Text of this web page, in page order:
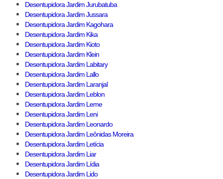
Desentupidora Jardim Jurubatuba
Desentupidora Jardim Jussara
Desentupidora Jardim Kagohara
Desentupidora Jardim Kika
Desentupidora Jardim Kioto
Desentupidora Jardim Klein
Desentupidora Jardim Labitary
Desentupidora Jardim Lallo
Desentupidora Jardim Laranjal
Desentupidora Jardim Leblon
Desentupidora Jardim Leme
Desentupidora Jardim Leni
Desentupidora Jardim Leonardo
Desentupidora Jardim Leônidas Moreira
Desentupidora Jardim Letícia
Desentupidora Jardim Liar
Desentupidora Jardim Lídia
Desentupidora Jardim Lido